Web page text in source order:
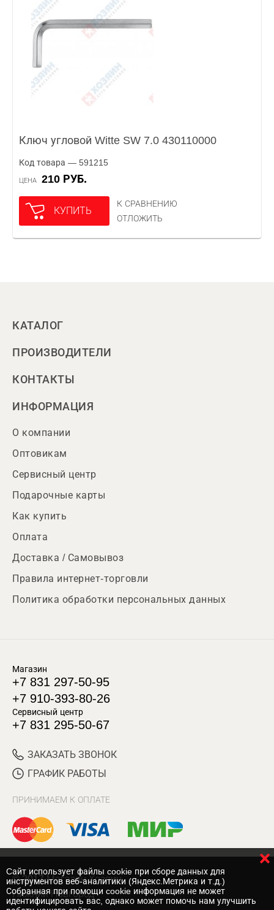
Ключ угловой Witte SW 7.0 430110000
Код товара — 591215
ЦЕНА 210 РУБ.
КУПИТЬ
К СРАВНЕНИЮ
ОТЛОЖИТЬ
КАТАЛОГ
ПРОИЗВОДИТЕЛИ
КОНТАКТЫ
ИНФОРМАЦИЯ
О компании
Оптовикам
Сервисный центр
Подарочные карты
Как купить
Оплата
Доставка / Самовывоз
Правила интернет-торговли
Политика обработки персональных данных
Магазин
+7 831 297-50-95
+7 910-393-80-26
Сервисный центр
+7 831 295-50-67
ЗАКАЗАТЬ ЗВОНОК
ГРАФИК РАБОТЫ
ПРИНИМАЕМ К ОПЛАТЕ
© 2017 Магазин Хозяин
Нижний Новгород
Cайт использует файлы cookie при сборе данных для
инструментов веб-аналитики (Яндекс.Метрика и т.д.)
Собранная при помощи cookie информация не может
идентифицировать вас, однако может помочь нам улучшить